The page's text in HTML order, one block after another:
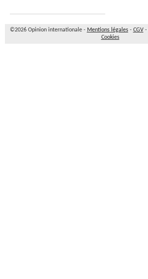
©2026 Opinion internationale - Mentions légales- CGV-
Cookies